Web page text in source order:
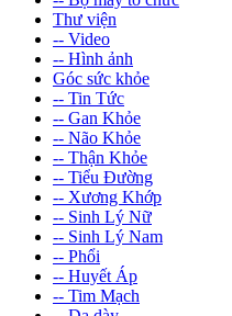
Thư viện
-- Video
-- Hình ảnh
Góc sức khỏe
-- Tin Tức
-- Gan Khỏe
-- Não Khỏe
-- Thận Khỏe
-- Tiểu Đường
-- Xương Khớp
-- Sinh Lý Nữ
-- Sinh Lý Nam
-- Phổi
-- Huyết Áp
-- Tim Mạch